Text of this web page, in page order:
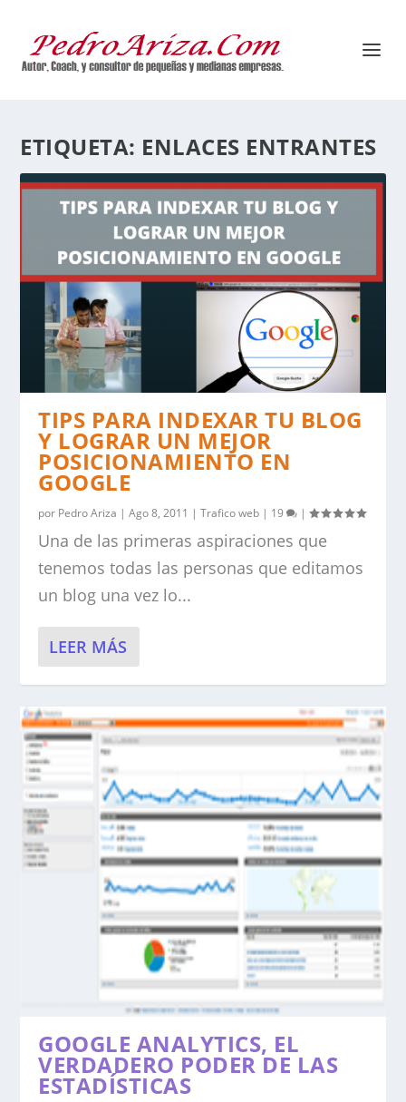
ETIQUETA: ENLACES ENTRANTES
TIPS PARA INDEXAR TU BLOG
Y LOGRAR UN MEJOR
POSICIONAMIENTO EN
GOOGLE
por Pedro Ariza |Ago 8, 2011 |Trafico web | 19 |
Una de las primeras aspiraciones que
tenemos todas las personas que editamos
un blog una vez lo...
LEER MÁS
GOOGLE ANALYTICS, EL
VERDADERO PODER DE LAS
ESTADÍSTICAS